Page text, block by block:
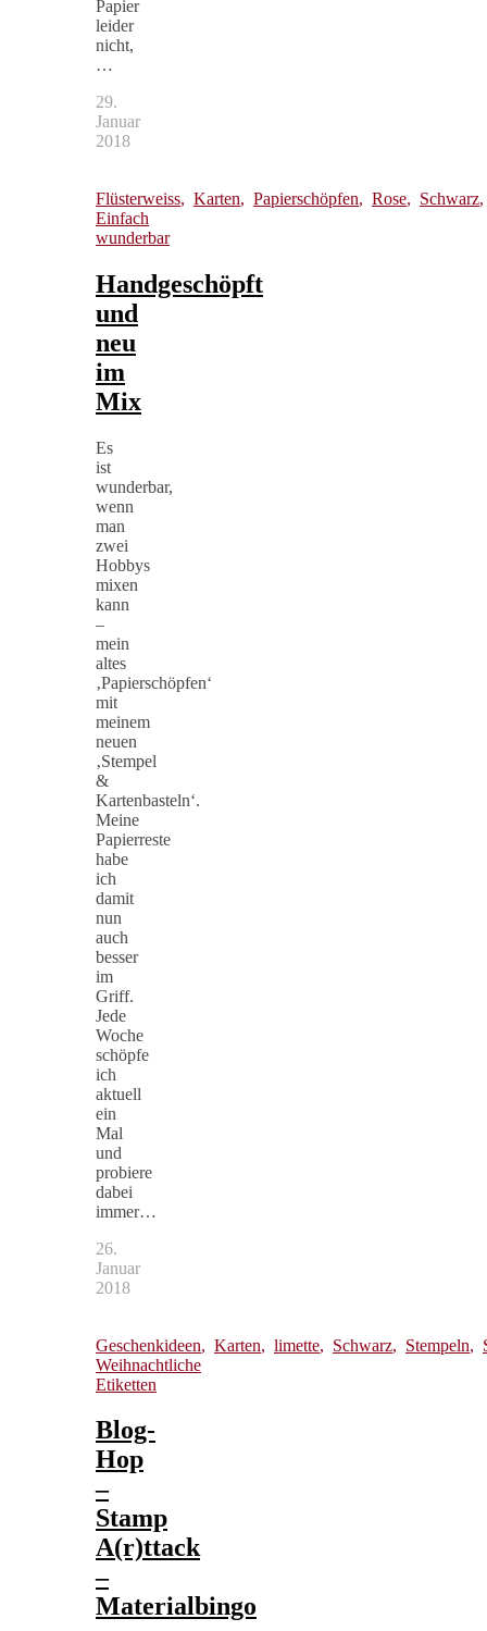
Papier
leider
nicht,
…
29.
Januar
2018
Flüsterweiss, Karten, Papierschöpfen, Rose, Schwarz
Einfach
wunderbar
Handgeschöpft
und
neu
im
Mix
Es
ist
wunderbar,
wenn
man
zwei
Hobbys
mixen
kann
–
mein
altes
‚Papierschöpfen‘
mit
meinem
neuen
‚Stempel
&
Kartenbasteln‘.
Meine
Papierreste
habe
ich
damit
nun
auch
besser
im
Griff.
Jede
Woche
schöpfe
ich
aktuell
ein
Mal
und
probiere
dabei
immer…
26.
Januar
2018
Geschenkideen, Karten, limette, Schwarz, Stempeln,
Weihnachtliche
Etiketten
Blog-
Hop
–
Stamp
A(r)ttack
–
Materialbingo